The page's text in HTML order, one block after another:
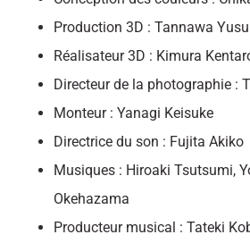
Production 3D : Tannawa
Réalisateur 3D : Kimura
Directeur de la photographie :
Monteur : Yanagi Keisuke
Directrice du son : Fujita Akiko
Musiques : Hiroaki Tsutsumi,
Okehazama
Producteur musical : Tateki